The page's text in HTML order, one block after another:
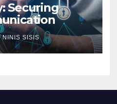
Securing
NINIS SISIS